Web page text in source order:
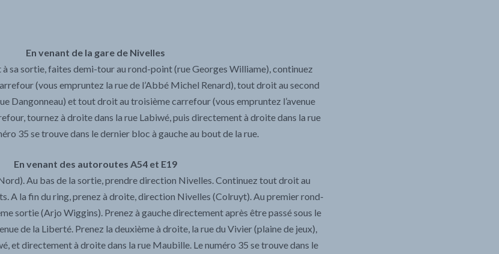
En venant de la gare de Nivelles
à sa sortie, faites demi-tour au rond-point (rue Georges Williame), continuez
(vous empruntez la rue de l’Abbé Michel Renard), tout droit au second
Dangonneau) et tout droit au troisième carrefour (vous empruntez l’avenue
tournez à droite dans la rue Labiwé, puis directement à droite dans la rue
35 se trouve dans le dernier bloc à gauche au bout de la rue.
En venant des autoroutes A54 et E19
Au bas de la sortie, prendre direction Nivelles. Continuez tout droit au
A la fin du ring, prenez à droite, direction Nivelles (Colruyt). Au premier rond-
sortie (Arjo Wiggins). Prenez à gauche directement après être passé sous le
de la Liberté. Prenez la deuxième à droite, la rue du Vivier (plaine de jeux),
et directement à droite dans la rue Maubille. Le numéro 35 se trouve dans le